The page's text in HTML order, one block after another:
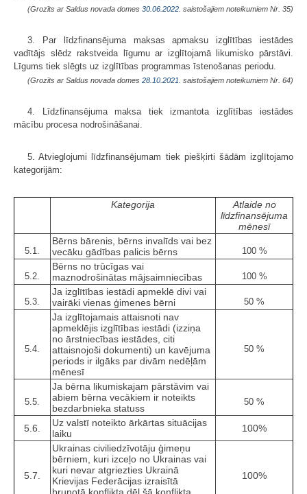
(Grozīts ar Saldus novada domes 30.06.2022. saistošajiem noteikumiem Nr. 35)
3. Par līdzfinansējuma maksas apmaksu izglītības iestādes
vadītājs slēdz rakstveida līgumu ar izglītojamā likumisko pārstāvi.
Līgums tiek slēgts uz izglītības programmas īstenošanas periodu.
(Grozīts ar Saldus novada domes 28.10.2021. saistošajiem noteikumiem Nr. 64)
4. Līdzfinansējuma maksa tiek izmantota izglītības iestādes
mācību procesa nodrošināšanai.
5. Atvieglojumi līdzfinansējumam tiek piešķirti šādām izglītojamo
kategorijām:
Kategorija
Atlaide no
līdzfinansējuma
mēnesī
5.1.
Bērns bārenis, bērns invalīds vai bez
vecāku gādības palicis bērns
100 %
5.2.
Bērns no trūcīgas vai
maznodrošinātas mājsaimniecības
100 %
5.3.
Ja izglītības iestādi apmeklē divi vai
vairāki vienas ģimenes bērni
50 %
5.4.
Ja izglītojamais attaisnoti nav
apmeklējis izglītības iestādi (izziņa
no ārstniecības iestādes, citi
attaisnojoši dokumenti) un kavējuma
periods ir ilgāks par divām nedēļām
mēnesī
50 %
5.5.
Ja bērna likumiskajam pārstāvim vai
abiem bērna vecākiem ir noteikts
bezdarbnieka statuss
50 %
5.6.
Uz valstī noteikto ārkārtas situācijas
laiku
100%
5.7.
Ukrainas civiliedzīvotāju ģimeņu
bērniem, kuri izceļo no Ukrainas vai
kuri nevar atgriezties Ukrainā
Krievijas Federācijas izraisītā
bruņotā konflikta dēļ šā konflikta
100%